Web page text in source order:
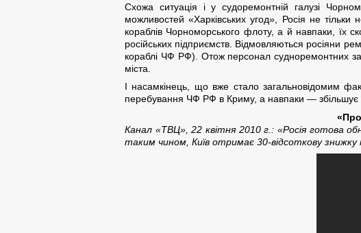
Схожа ситуація і у судоремонтній галузі
можливостей «Харківських угод», Росія не
кораблів Чорноморського флоту, а й навпаки, їх
російських підприємств. Відмовляються росіяни
кораблі ЧФ РФ). Отож персонал судноремонтних
міста.
І насамкінець, що вже стало загальновідомим
перебування ЧФ РФ в Криму, а навпаки — збільшує
Канал «ТВЦ», 22 квітня 2010 г.: «Росія готова
таким чином, Київ отримає 30-відсоткову знижку